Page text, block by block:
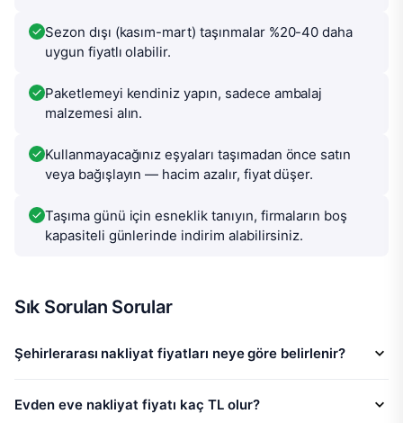
Sezon dışı (kasım-mart) taşınmalar %20-40 daha
uygun fiyatlı olabilir.
Paketlemeyi kendiniz yapın, sadece ambalaj
malzemesi alın.
Kullanmayacağınız eşyaları taşımadan önce satın
veya bağışlayın — hacim azalır, fiyat düşer.
Taşıma günü için esneklik tanıyın, firmaların boş
kapasiteli günlerinde indirim alabilirsiniz.
Sık Sorulan Sorular
Şehirlerarası nakliyat fiyatları neye göre belirlenir?
Evden eve nakliyat fiyatı kaç TL olur?